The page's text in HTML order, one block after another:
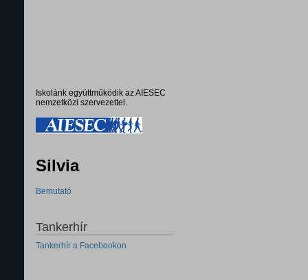
Iskolánk együttműködik az AIESEC
nemzetközi szervezettel.
Silvia
Bemutató
Tankerhír
Tankerhír a Facebookon